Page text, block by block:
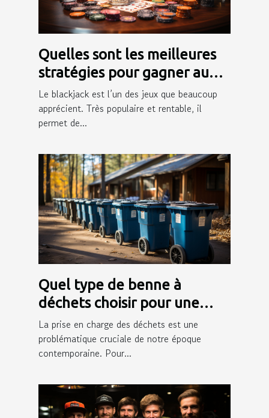
Quelles sont les meilleures
stratégies pour gagner au
blackjack ?
Le blackjack est l’un des jeux que beaucoup
apprécient. Très populaire et rentable, il
permet de...
Quel type de benne à
déchets choisir pour une
gestion efficace des déchets
?
La prise en charge des déchets est une
problématique cruciale de notre époque
contemporaine. Pour...